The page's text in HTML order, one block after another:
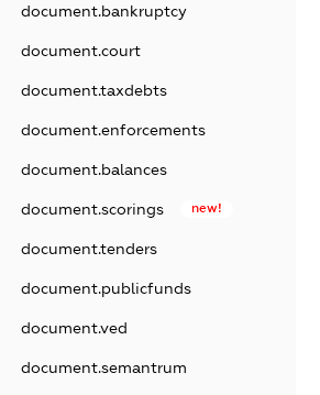
document.bankruptcy
document.court
document.taxdebts
document.enforcements
document.balances
document.scorings new!
document.tenders
document.publicfunds
document.ved
document.semantrum